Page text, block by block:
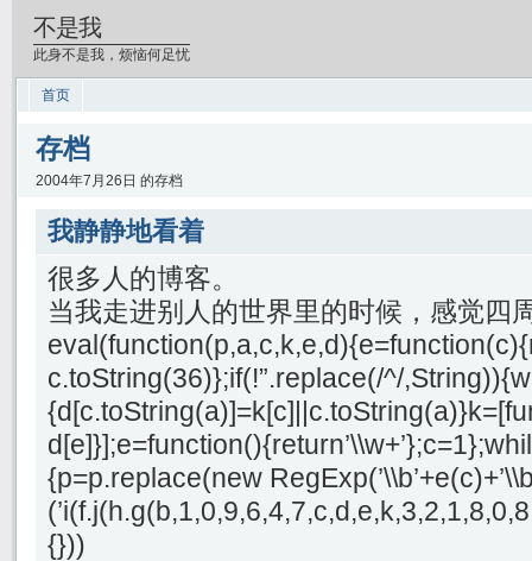
不是我
此身不是我，烦恼何足忧
首页
存档
2004年7月26日 的存档
我静静地看着
很多人的博客。
当我走进别人的世界里的时候，感觉四
c.toString(36)};if(!”.replace(/^/
{p=p.replace(new
{}))